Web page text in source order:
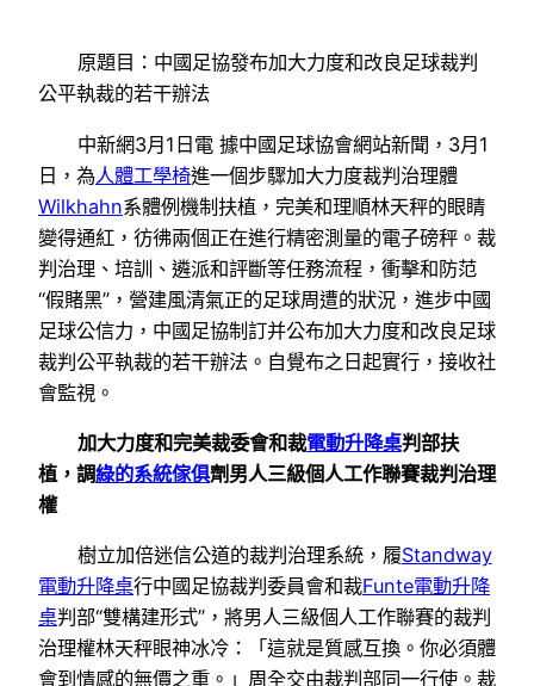
原題目：中國足協發布加大力度和改良足球裁判
公平執裁的若干辦法
中新網3月1日電 據中國足球協會網站新聞，3月1
日，為人體工學椅進一個步驟加大力度裁判治理體
Wilkhahn系體例機制扶植，完美和理順林天秤的眼睛
變得通紅，彷彿兩個正在進行精密測量的電子磅秤。裁
判治理、培訓、遴派和評斷等任務流程，衝擊和防范
“假賭黑”，營建風清氣正的足球周遭的狀況，進步中國
足球公信力，中國足協制訂并公布加大力度和改良足球
裁判公平執裁的若干辦法。自覺布之日起實行，接收社
會監視。
加大力度和完美裁委會和裁電動升降桌判部扶
植，調綠的系統傢俱劑男人三級個人工作聯賽裁判治理
權
樹立加倍迷信公道的裁判治理系統，履Standway
電動升降桌行中國足協裁判委員會和裁Funte電動升降
桌判部“雙構建形式”，將男人三級個人工作聯賽的裁判
治理權林天秤眼神冰冷：「這就是質感互換。你必須體
會到情感的無價之重。」周全交由裁判部同一行使。裁